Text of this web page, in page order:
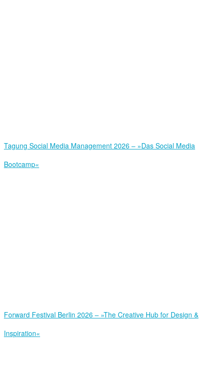
Tagung Social Media Management 2026 – »Das Social Media
Bootcamp«
Forward Festival Berlin 2026 – »The Creative Hub for Design &
Inspiration«